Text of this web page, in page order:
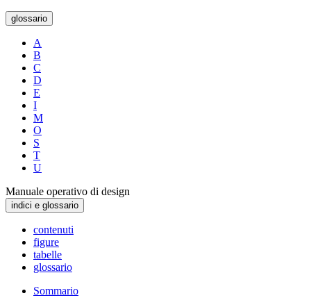
glossario
A
B
C
D
E
I
M
O
S
T
U
Manuale operativo di design
indici e glossario
contenuti
figure
tabelle
glossario
Sommario